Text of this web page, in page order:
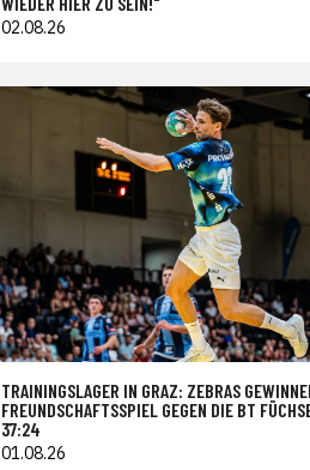
02.08.26
TRAININGSLAGER IN GRAZ: ZEBRAS
FREUNDSCHAFTSSPIEL GEGEN DIE BT
37:24
01.08.26